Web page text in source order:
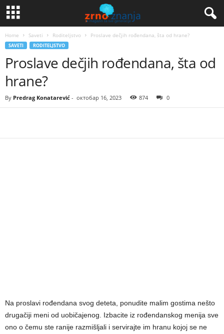
Home Saveti Roditeljstvo Proslave dečjih rođendana, šta od hrane?
SAVETI RODITELJSTVO
Proslave dečjih rođendana, šta od
hrane?
By Predrag Konatarević - октобар 16, 2023 874 0
Na proslavi rođendana svog deteta, ponudite malim gostima nešto
drugačiji meni od uobičajenog. Izbacite iz rođendanskog menija sve
ono o čemu ste ranije razmišljali i servirajte im hranu kojoj se ne